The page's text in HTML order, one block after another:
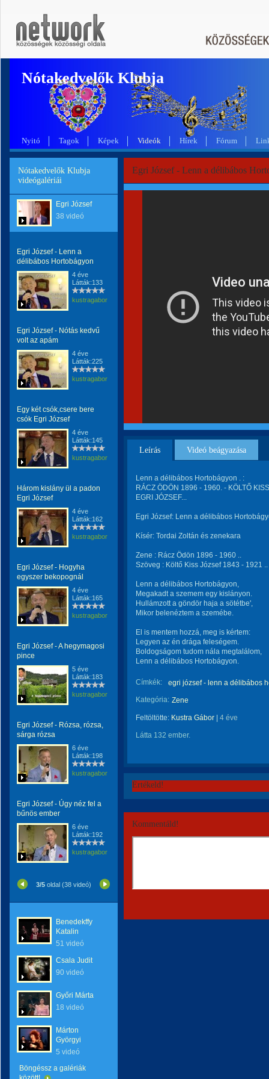
Nótakedvelők Klubja
Nyitó Tagok Képek Videók Hírek Fórum
Nótakedvelők Klubja
videógalériái
Egri József
38 videó
Egri József - Lenn a
délibábos Hortobágyon
4 éve
Látták:133
kustragabor
Egri József - Nótás kedvű
volt az apám
4 éve
Látták:225
kustragabor
Egy két csók,csere bere
csók Egri József
4 éve
Látták:145
kustragabor
Három kislány ül a padon
Egri József
4 éve
Látták:162
kustragabor
Egri József - Hogyha
egyszer bekopognál
4 éve
Látták:165
kustragabor
Egri József - A hegymagosi
pince
5 éve
Látták:183
kustragabor
Egri József - Rózsa, rózsa,
sárga rózsa
6 éve
Látták:198
kustragabor
Egri József - Úgy néz fel a
bűnös ember
6 éve
Látták:192
kustragabor
3/5 oldal (38 videó)
Benedekffy
Katalin
51 videó
Csala Judit
90 videó
Győri Márta
18 videó
Márton
Györgyi
5 videó
Böngéssz a galériák
Egri József - Lenn a délibábos
Leírás Videó beágyazása
Lenn a délibábos Hortobágyon . :
RÁCZ ÖDÖN 1896 - 1960. - KÖLTŐ
EGRI JÓZSEF...
Egri József: Lenn a délibábos
Kísér: Tordai Zoltán és zenekara
Zene : Rácz Ödön 1896 - 1960 ..
Szöveg : Költő Kiss József 1843 - 1921 ..
Lenn a délibábos Hortobágyon,
Megakadt a szemem egy kislányon.
Hullámzott a göndör haja a sötétbe',
Mikor belenéztem a szemébe.
El is mentem hozzá, meg is kértem:
Legyen az én drága feleségem.
Boldogságom tudom nála megtalálom,
Lenn a délibábos Hortobágyon.
Címkék:
egri józsef - lenn a délibábos
Kategória: Zene
Feltöltötte: Kustra Gábor 4 éve
Látta 132 ember.
Értékeld!
Kommentáld!